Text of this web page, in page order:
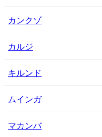
カンクゾ
カルジ
キルンド
ムインガ
マカンバ